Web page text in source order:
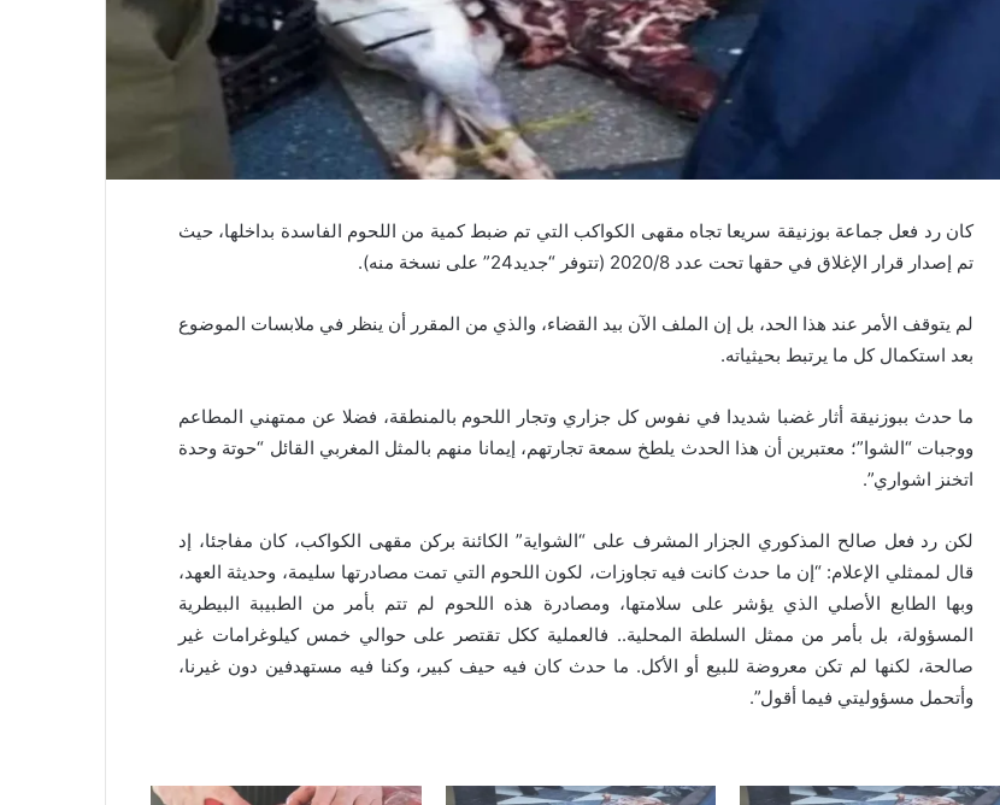
كان رد فعل جماعة بوزنيقة سريعا تجاه مقهى الكواكب التي تم ضبط كمية من اللحوم الفاسدة بداخلها، حيث
تم إصدار قرار الإغلاق في حقها تحت عدد 2020/8 (تتوفر “جديد24” على نسخة منه).
لم يتوقف الأمر عند هذا الحد، بل إن الملف الآن بيد القضاء، والذي من المقرر أن ينظر في ملابسات الموضوع
بعد استكمال كل ما يرتبط بحيثياته.
ما حدث ببوزنيقة أثار غضبا شديدا في نفوس كل جزاري وتجار اللحوم بالمنطقة، فضلا عن ممتهني المطاعم
ووجبات “الشوا”؛ معتبرين أن هذا الحدث يلطخ سمعة تجارتهم، إيمانا منهم بالمثل المغربي القائل “حوتة وحدة
اتخنز اشواري”.
لكن رد فعل صالح المذكوري الجزار المشرف على “الشواية” الكائنة بركن مقهى الكواكب، كان مفاجئا، إد
قال لممثلي الإعلام: “إن ما حدث كانت فيه تجاوزات، لكون اللحوم التي تمت مصادرتها سليمة، وحديثة العهد،
وبها الطابع الأصلي الذي يؤشر على سلامتها، ومصادرة هذه اللحوم لم تتم بأمر من الطبيبة البيطرية
المسؤولة، بل بأمر من ممثل السلطة المحلية.. فالعملية ككل تقتصر على حوالي خمس كيلوغرامات غير
صالحة، لكنها لم تكن معروضة للبيع أو الأكل. ما حدث كان فيه حيف كبير، وكنا فيه مستهدفين دون غيرنا،
وأتحمل مسؤوليتي فيما أقول”.